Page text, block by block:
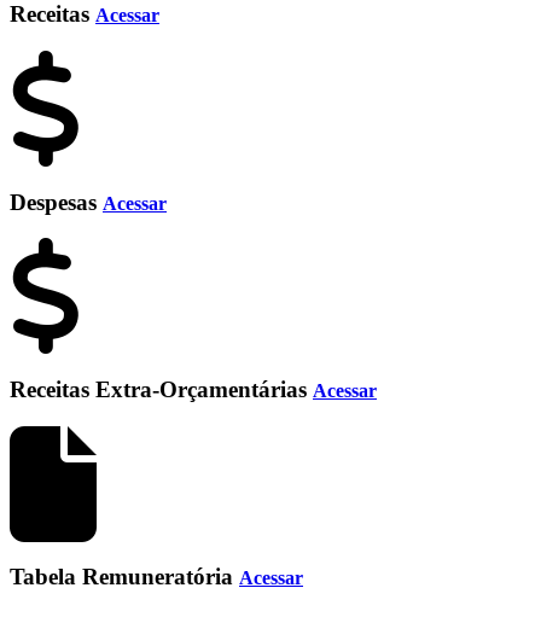
Receitas Acessar
Despesas Acessar
Receitas Extra-Orçamentárias Acessar
Tabela Remuneratória Acessar